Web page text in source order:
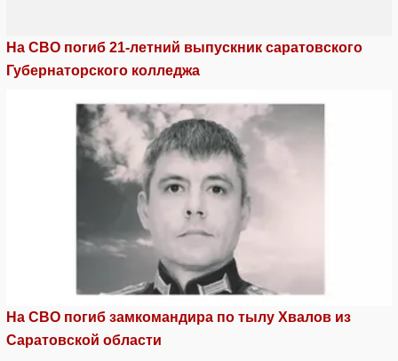
На СВО погиб 21-летний выпускник саратовского
Губернаторского колледжа
На СВО погиб замкомандира по тылу Хвалов из
Саратовской области